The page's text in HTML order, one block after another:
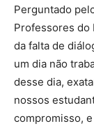
Perguntado
Professores do
da falta de
um dia não
desse dia,
nossos
compromisso,